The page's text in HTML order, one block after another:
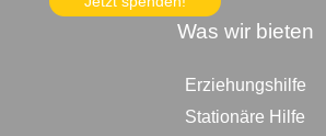
Was wir bieten
Erziehungshilfe
Stationäre Hilfe